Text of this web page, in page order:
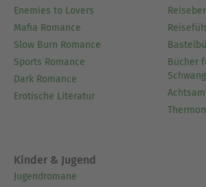
Enemies to Lovers
Mafia Romance
Slow Burn Romance
Sports Romance
Dark Romance
Erotische Literatur
Bücher
Kinder & Jugend
Jugendromane